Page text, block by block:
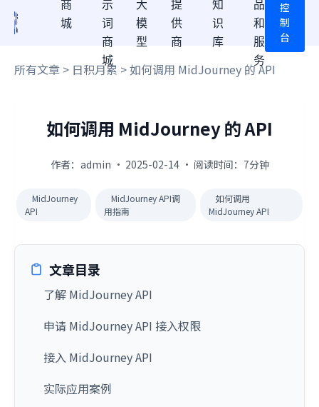
商
城
示
词
商
城
大
模
型
提
供
商
知
识
库
品
和
服
务
控
制
台
所有文章 > 日积月累 > 如何调用 MidJourney 的 API
如何调用 MidJourney 的 API
作者：admin · 2025-02-14 · 阅读时间：7分钟
MidJourney
API
MidJourney API调
用指南
如何调用
MidJourney API
文章目录
了解 MidJourney API
申请 MidJourney API 接入权限
接入 MidJourney API
实际应用案例